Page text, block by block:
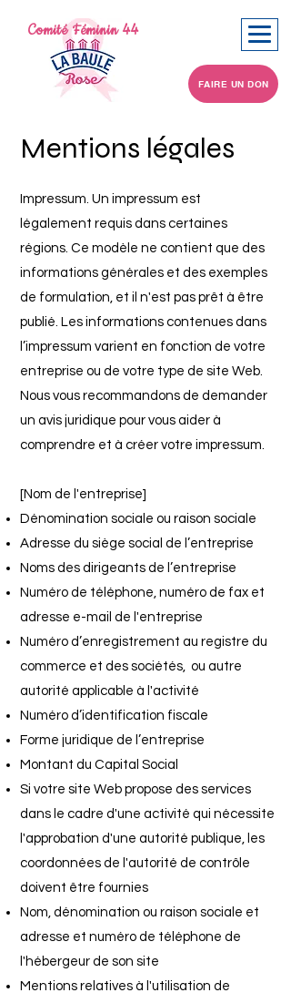
FAIRE UN DON
Comité Féminin 44
Mentions légales
Impressum. Un impressum est
légalement requis dans certaines
régions. Ce modèle ne contient que des
informations générales et des exemples
de formulation, et il n'est pas prêt à être
publié. Les informations contenues dans
l’impressum varient en fonction de votre
entreprise ou de votre type de site Web.
Nous vous recommandons de demander
un avis juridique pour vous aider à
comprendre et à créer votre impressum.
[Nom de l'entreprise]
Dénomination sociale ou raison sociale
Adresse du siège social de l’entreprise
Noms des dirigeants de l’entreprise
Numéro de téléphone, numéro de fax et
adresse e-mail de l'entreprise
Numéro d’enregistrement au registre du
commerce et des sociétés, ou autre
autorité applicable à l'activité
Numéro d’identification fiscale
Forme juridique de l’entreprise
Montant du Capital Social
Si votre site Web propose des services
dans le cadre d'une activité qui nécessite
l'approbation d'une autorité publique, les
coordonnées de l'autorité de contrôle
doivent être fournies
Nom, dénomination ou raison sociale et
adresse et numéro de téléphone de
l'hébergeur de son site
Mentions relatives à l'utilisation de